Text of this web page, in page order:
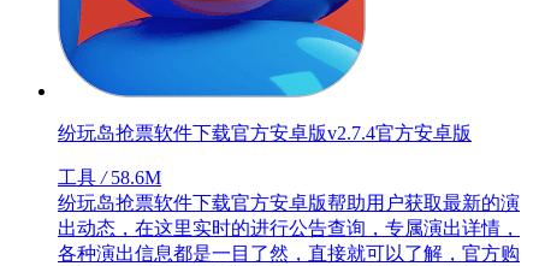
纷玩岛抢票软件下载官方安卓版v2.7.4官方安卓版
工具 /58.6M
纷玩岛抢票软件下载官方安卓版帮助用户获取最新的演
出动态，在这里实时的进行公告查询，专属演出详情，
各种演出信息都是一目了然，直接就可以了解，官方购